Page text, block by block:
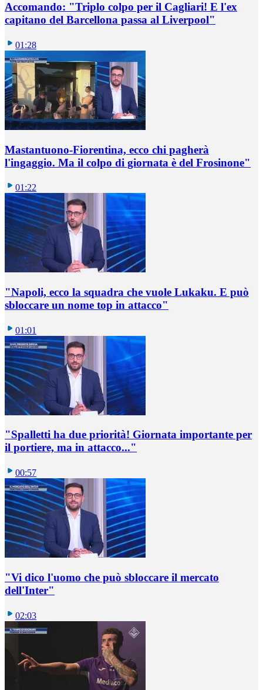
Accomando: "Triplo colpo per il Cagliari! E l'ex
capitano del Barcellona passa al Liverpool"
01:28
Mastantuono-Fiorentina, ecco chi pagherà
l'ingaggio. Ma il colpo di giornata è del Frosinone"
01:22
"Napoli, ecco la squadra che vuole Lukaku. E può
sbloccare un nome top in attacco"
01:01
"Spalletti ha due priorità! Giornata importante per
il portiere, ma in attacco..."
00:57
"Vi dico l'uomo che può sbloccare il mercato
dell'Inter"
02:03